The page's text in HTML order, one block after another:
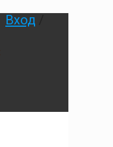
Вход